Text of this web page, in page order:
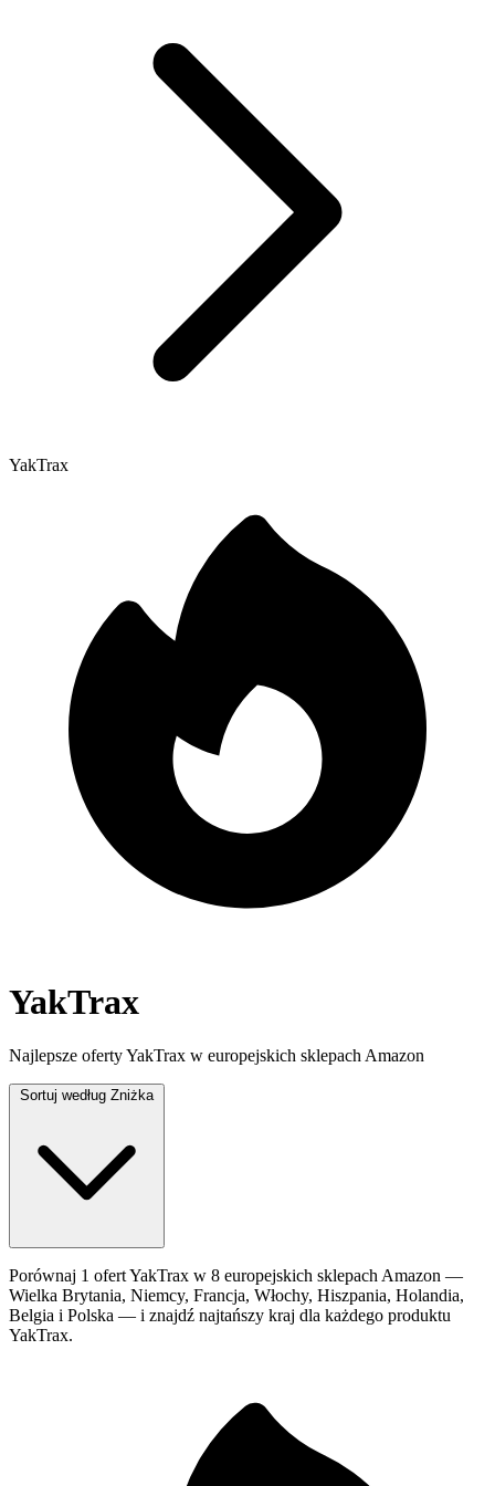
YakTrax
YakTrax
Najlepsze oferty YakTrax w europejskich sklepach Amazon
Sortuj według Zniżka
Porównaj 1 ofert YakTrax w 8 europejskich sklepach Amazon —
Wielka Brytania, Niemcy, Francja, Włochy, Hiszpania, Holandia,
Belgia i Polska — i znajdź najtańszy kraj dla każdego produktu
YakTrax.